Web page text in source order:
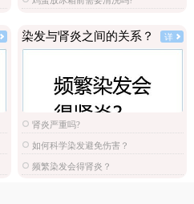
染发与肾炎之间的关系？ 详
肾炎严重吗?
如何科学染发避免伤害？
频繁染发会得肾炎？